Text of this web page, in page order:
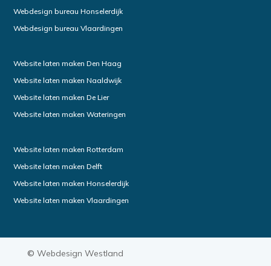
Webdesign bureau Honselerdijk
Webdesign bureau Vlaardingen
Website laten maken Den Haag
Website laten maken Naaldwijk
Website laten maken De Lier
Website laten maken Wateringen
Website laten maken Rotterdam
Website laten maken Delft
Website laten maken Honselerdijk
Website laten maken Vlaardingen
© Webdesign Westland